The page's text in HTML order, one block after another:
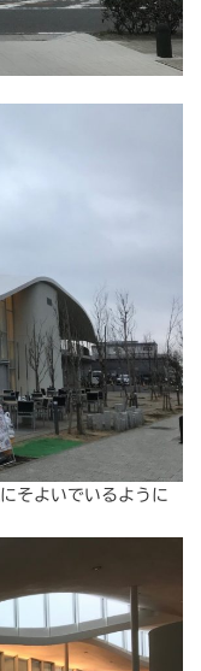
そよいでいるように